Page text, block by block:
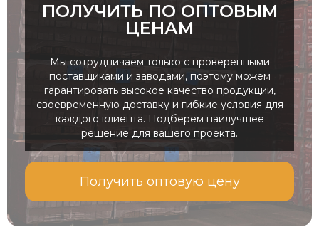
ПОЛУЧИТЬ ПО ОПТОВЫМ
ЦЕНАМ
Мы сотрудничаем только с проверенными
поставщиками и заводами, поэтому можем
гарантировать высокое качество продукции,
своевременную доставку и гибкие условия для
каждого клиента. Подберём наилучшее
решение для вашего проекта.
Получить оптовую цену